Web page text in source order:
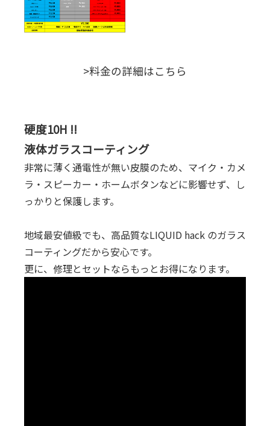
>料金の詳細はこちら
硬度10H !!
液体ガラスコーティング
非常に薄く通電性が無い皮膜のため、マイク・カメ
ラ・スピーカー・ホームボタンなどに影響せず、し
っかりと保護します。
地域最安値級でも、高品質なLIQUID hack のガラス
コーティングだから安心です。
更に、修理とセットならもっとお得になります。